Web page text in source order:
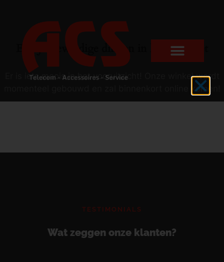
Er zijn geweldige dingen in het verschiet
Er is iets moois in het vooruitzicht! Onze winkel wordt
momenteel gebouwd en zal binnenkort online komen!
TESTIMONIALS
Wat zeggen onze klanten?